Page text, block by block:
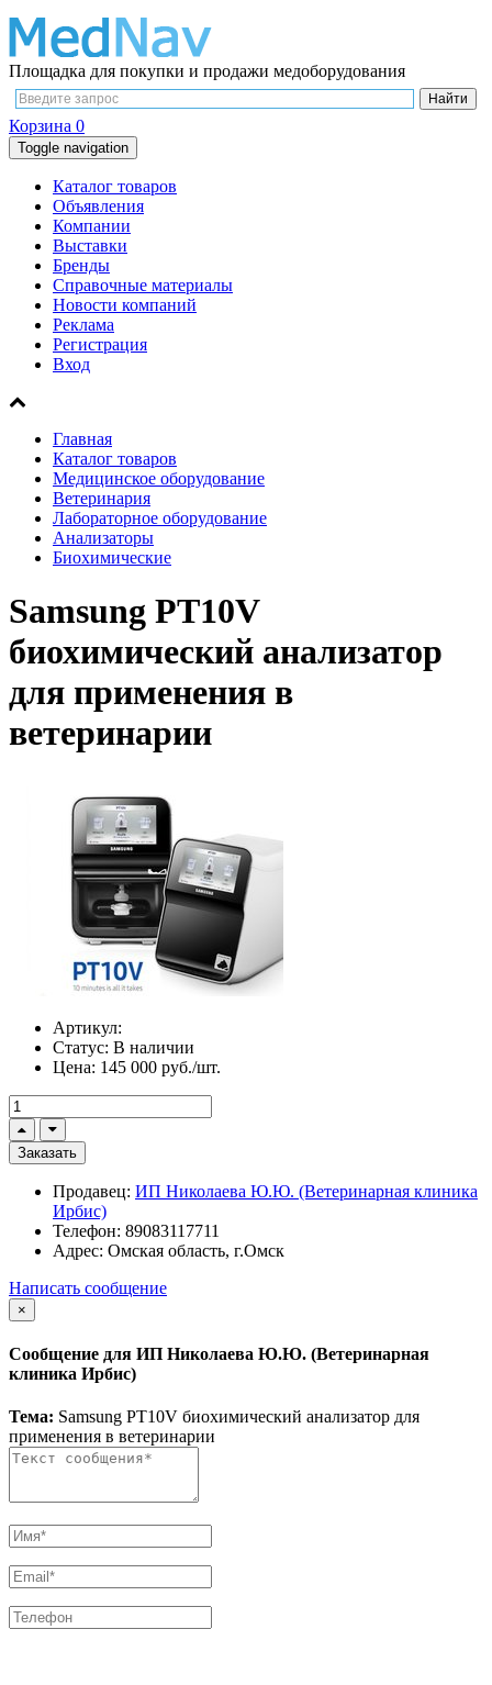
Площадка для покупки и продажи медоборудования
Корзина 0
Toggle navigation
Каталог товаров
Объявления
Компании
Выставки
Бренды
Справочные материалы
Новости компаний
Реклама
Регистрация
Вход
Главная
Каталог товаров
Медицинское оборудование
Ветеринария
Лабораторное оборудование
Анализаторы
Биохимические
Samsung PT10V
биохимический анализатор
для применения в
ветеринарии
Артикул:
Статус: В наличии
Цена: 145 000 руб./шт.
Заказать
Продавец: ИП Николаева Ю.Ю. (Ветеринарная клиника
Ирбис)
Телефон: 89083117711
Адрес: Омская область, г.Омск
Написать сообщение
×
Сообщение для ИП Николаева Ю.Ю. (Ветеринарная
клиника Ирбис)
Тема: Samsung PT10V биохимический анализатор для
применения в ветеринарии